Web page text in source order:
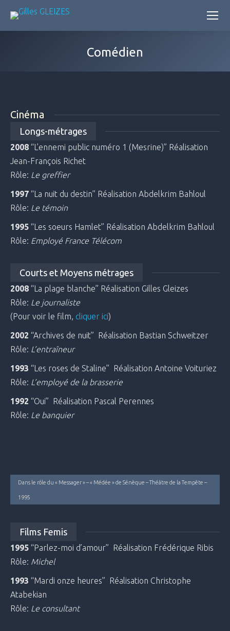
Comédien
Cinéma
Longs-métrages
2008 “L’ennemi public numéro 1 (Mesrine)” Réalisation
Jean-François Richet
Rôle: Le greffier
1997 “La nuit du destin” Réalisation Abdelkrim Bahloul
Rôle: Le témoin
1995 “Les soeurs Hamlet” Réalisation Abdelkrim Bahloul
Rôle: Employé France Télécom
Courts et Moyens métrages
2008 “La plage blanche” Réalisation Gilles Gleizes
Rôle: Le journaliste
(Pour voir le film, cliquer ici)
2002 “Archives de nuit” Réalisation Bastian Schweitzer
Rôle: L’entraîneur
1993 “Les roses de Staline” Réalisation Antoine Voituriez
Rôle: L’employé de la brasserie
1992 “Oui” Réalisation Pascal Perennes
Rôle: Le banquier
Dans le rôle du « Messager » – « Médée » de Sénèque – Théâtre de la Tempête –
1995
Films Femis
1995 “Parlez-moi d’amour” Réalisation Frédérique Ribis
Rôle: Michel
1993 “Mardi onze heures” Réalisation Christophe
Atabekian
Rôle: Le consultant